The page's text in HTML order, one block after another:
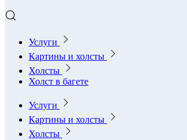
Услуги
Картины и холсты
Холсты
Холст в багете
Услуги
Картины и холсты
Холсты